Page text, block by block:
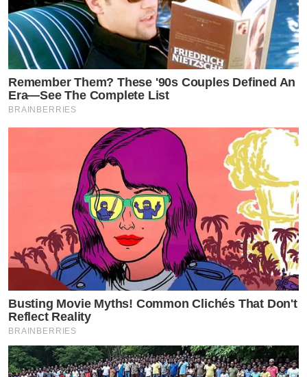
Remember Them? These '90s Couples Defined An
Era—See The Complete List
BRAINBERRIES
Busting Movie Myths! Common Clichés That Don't
Reflect Reality
BRAINBERRIES